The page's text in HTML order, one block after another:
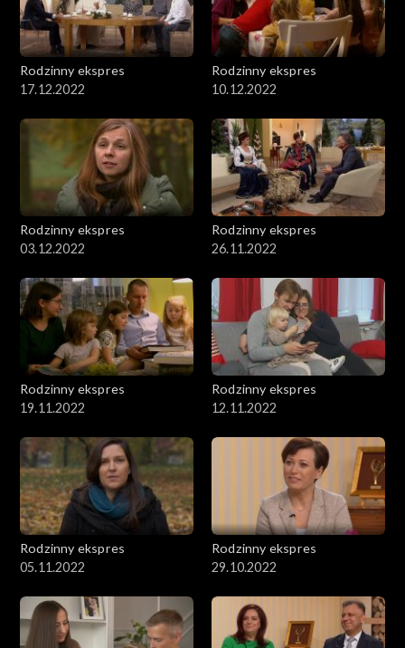
Rodzinny ekspres
17.12.2022
Rodzinny ekspres
10.12.2022
Rodzinny ekspres
03.12.2022
Rodzinny ekspres
26.11.2022
Rodzinny ekspres
19.11.2022
Rodzinny ekspres
12.11.2022
Rodzinny ekspres
05.11.2022
Rodzinny ekspres
29.10.2022